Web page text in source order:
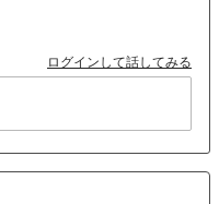
ログインして話してみる